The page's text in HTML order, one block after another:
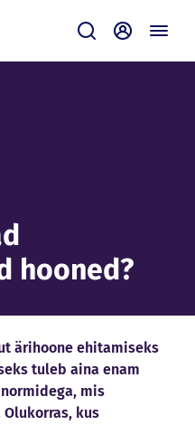
Saada
hooned?
ärihoone ehitamiseks
tuleb aina enam
mis
kus